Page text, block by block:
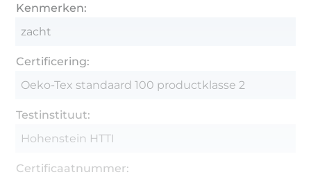
Kenmerken:
zacht
Certificering:
Oeko-Tex standaard 100 productklasse 2
Testinstituut:
Hohenstein HTTI
Certificaatnummer: